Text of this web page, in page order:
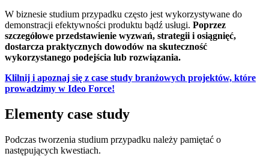
W biznesie studium przypadku często jest wykorzystywane do
demonstracji efektywności produktu bądź usługi. Poprzez
szczegółowe przedstawienie wyzwań, strategii i osiągnięć,
dostarcza praktycznych dowodów na skuteczność
wykorzystanego podejścia lub rozwiązania.
Klilnij i apoznaj się z case study branżowych projektów, które
prowadzimy w Ideo Force!
Elementy case study
Podczas tworzenia studium przypadku należy pamiętać o
następujących kwestiach.